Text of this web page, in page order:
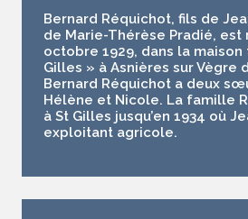
Bernard Réquichot, fils de
de Marie-Thérèse Pradié, est
octobre 1929, dans la
Gilles » à Asnières sur Vègre
Bernard Réquichot a deux
Hélène et Nicole. La famille
à St Gilles jusqu’en 1934 où
exploitant agricole.